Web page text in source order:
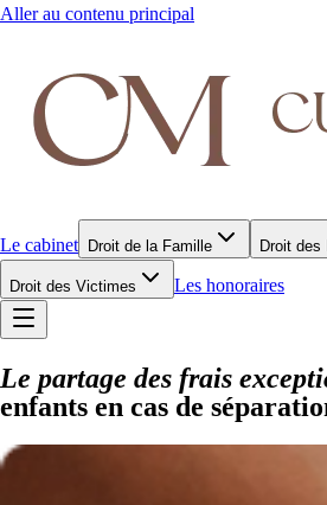
Aller au contenu principal
Le cabinet Droit de la Famille Droit des
Droit des Victimes Les honoraires
Le partage des frais
enfants en cas de